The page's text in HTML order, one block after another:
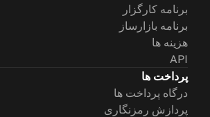
برنامه کارگزار
برنامه بازارساز
هزینه ها
API
پرداخت ها
درگاه پرداخت ها
پردازش رمزنگاری